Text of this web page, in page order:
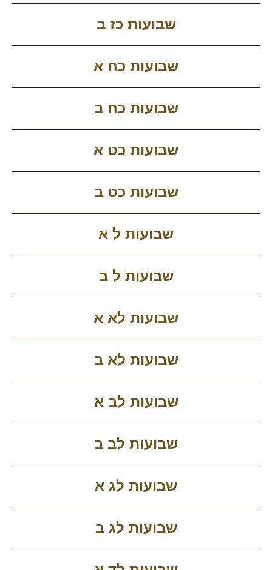
שבועות כז ב
שבועות כח א
שבועות כח ב
שבועות כט א
שבועות כט ב
שבועות ל א
שבועות ל ב
שבועות לא א
שבועות לא ב
שבועות לב א
שבועות לב ב
שבועות לג א
שבועות לג ב